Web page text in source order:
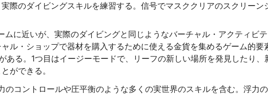
際のダイビングスキルを練習する。信号でマスククリアのスクリーン
ムに近いが、実際のダイビングと同じようなバーチャル・アクティビ
ル・ショップで器材を購入するために使える金貨を集めるゲーム的要
ある。1つ目はイージーモードで、リーフの新しい場所を発見したり、
ができる。
のコントロールや圧平衡のような多くの実世界のスキルを含む。浮力